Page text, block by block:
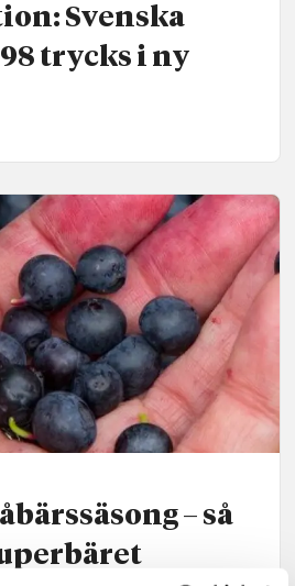
Svenska
trycks i ny
– så